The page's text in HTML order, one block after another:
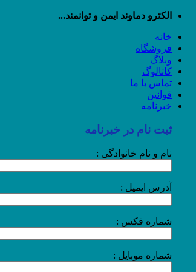
پرش
محتوا
الکترو دماوند ایمن و توانمند...
خانه
فروشگاه
وبلاگ
کاتالوگ
تماس با ما
قوانین
خبرنامه
ثبت نام در خبرنامه
نام و نام خانوادگی :
آدرس ایمیل :
شماره فکس :
شماره موبایل :